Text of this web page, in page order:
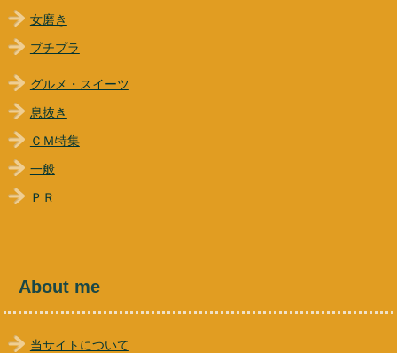
女磨き
プチプラ
グルメ・スイーツ
息抜き
ＣＭ特集
一般
ＰＲ
About me
当サイトについて